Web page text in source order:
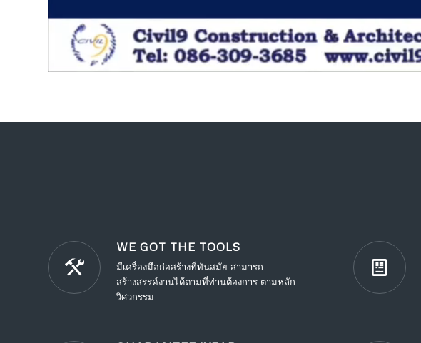
WE GOT THE TOOLS
มีเครื่องมือก่อสร้างที่ทันสมัย สามารถ
สร้างสรรค์งานได้ตามที่ท่านต้องการ ตามหลัก
วิศวกรรม